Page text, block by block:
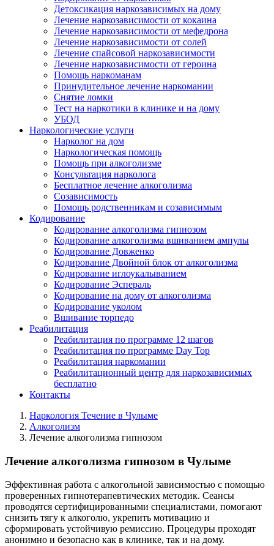
Детоксикация наркозависимых на дому
Лечение наркозависимости от кокаина
Лечение наркозависимости от мефедрона
Лечение наркозависимости от солей
Лечение спайсовой наркозависимости
Лечение наркозависимости от героина
Помощь наркоманам
Принудительное лечение наркомании
Снятие ломки
Тест на наркотики в клинике и на дому
УБОД
Наркологические услуги
Нарколог на дом
Наркологическая помощь
Помощь при алкоголизме
Консультация нарколога
Бесплатное лечение алкоголизма
Созависимость
Помощь родственникам и созависимым
Кодирование
Кодирование алкоголизма гипнозом
Кодирование алкоголизма вшиванием ампулы
Кодирование Довженко
Кодирование Двойной блок от алкоголизма
Кодирование иглоукалыванием
Кодирование Эспераль
Кодирование на дому от алкоголизма
Кодирование уколом
Вшивание торпедо
Реабилитация
Реабилитация по программе 12 шагов
Реабилитация по программе Day Top
Реабилитация наркомании
Реабилитационный центр для наркозависимых
бесплатно
Контакты
Наркология Течение в Чулыме
Алкоголизм
Лечение алкоголизма гипнозом
Лечение алкоголизма гипнозом в Чулыме
Эффективная работа с алкогольной зависимостью с помощью
проверенных гипнотерапевтических методик. Сеансы
проводятся сертифицированными специалистами, помогают
снизить тягу к алкоголю, укрепить мотивацию и
сформировать устойчивую ремиссию. Процедуры проходят
анонимно и безопасно как в клинике, так и на дому.